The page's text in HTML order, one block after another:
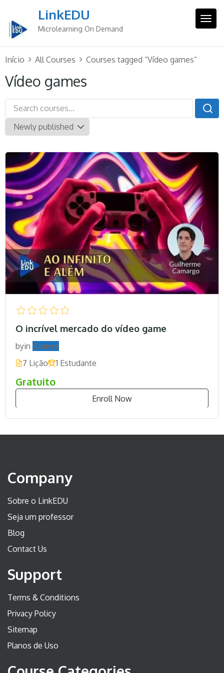
content
LinkEDU
Microlearning On Demand
Início All Courses Courses tagged “Vídeo games”
Vídeo games
O incrível mercado do vídeo game
byin Games
7 Lição
1 Estudante
Gratuito
Enroll Now
Company
Sobre o LinkEDU
Seja um professor
Blog
Contact Us
Support
Terms & Conditions
Privacy Policy
Sitemap
Planos de Uso